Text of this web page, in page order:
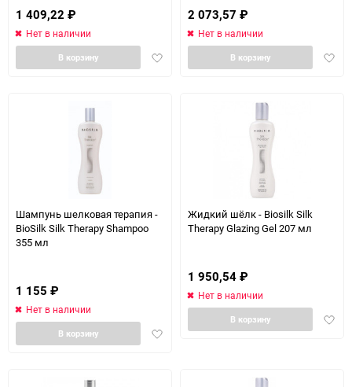
1 409,22 ₽
Нет в наличии
Добавить
В корзину
2 073,57 ₽
Нет в наличии
В корзину
Шампунь шелковая терапия -
BioSilk Silk Therapy Shampoo
355 мл
1 155 ₽
Нет в наличии
Добавить
В корзину
Жидкий шёлк - Biosilk Silk
Therapy Glazing Gel 207 мл
1 950,54 ₽
Нет в наличии
В корзину